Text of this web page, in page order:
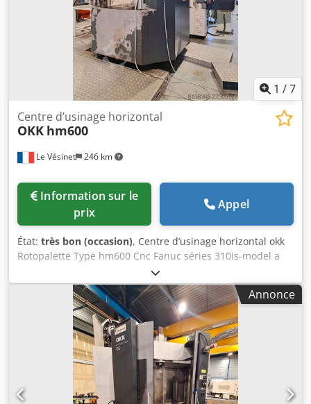
1 /7
Le Vésinet 246 km
Centre d’usinage horizontal
OKK hm600
prix
Appel
État: très bon (occasion), Centre d’usinage horizontal okk
Rotopalette Type hm600 Cnc Fanuc séries 310is-model a
Benne à copeaux basculante et fourchable GOUBARD
Présentoirs à outils, double faces(60) Dkjdszr Ilvopfx Ahzsr
Cuve tampon
Annonce